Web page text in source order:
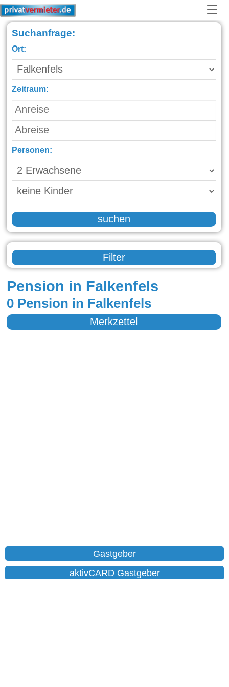
☰
Suchanfrage:
Ort:
Zeitraum:
Personen:
suchen
Filter
Pension in Falkenfels
0 Pension in Falkenfels
Merkzettel
Gastgeber
aktivCARD Gastgeber